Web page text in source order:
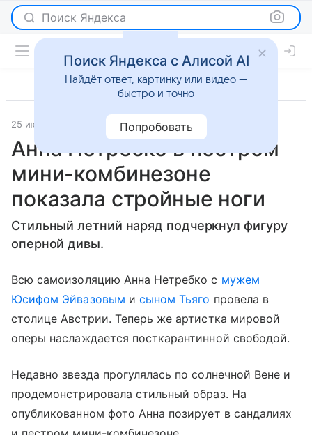
Поиск Яндекса
25 июня 2020 Passion.ru Светская жизнь
Анна Нетребко в пестром
мини-комбинезоне
показала стройные ноги
Стильный летний наряд подчеркнул фигуру
оперной дивы.
Всю самоизоляцию Анна Нетребко с мужем
Юсифом Эйвазовым и сыном Тьяго провела в
столице Австрии. Теперь же артистка мировой
оперы наслаждается посткарантинной свободой.
Недавно звезда прогулялась по солнечной Вене и
продемонстрировала стильный образ. На
опубликованном фото Анна позирует в сандалиях
Поиск Яндекса с Алисой AI
Найдёт ответ, картинку или видео —
быстро и точно
Попробовать